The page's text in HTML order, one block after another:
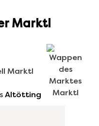
Marktl
Marktl
Altötting